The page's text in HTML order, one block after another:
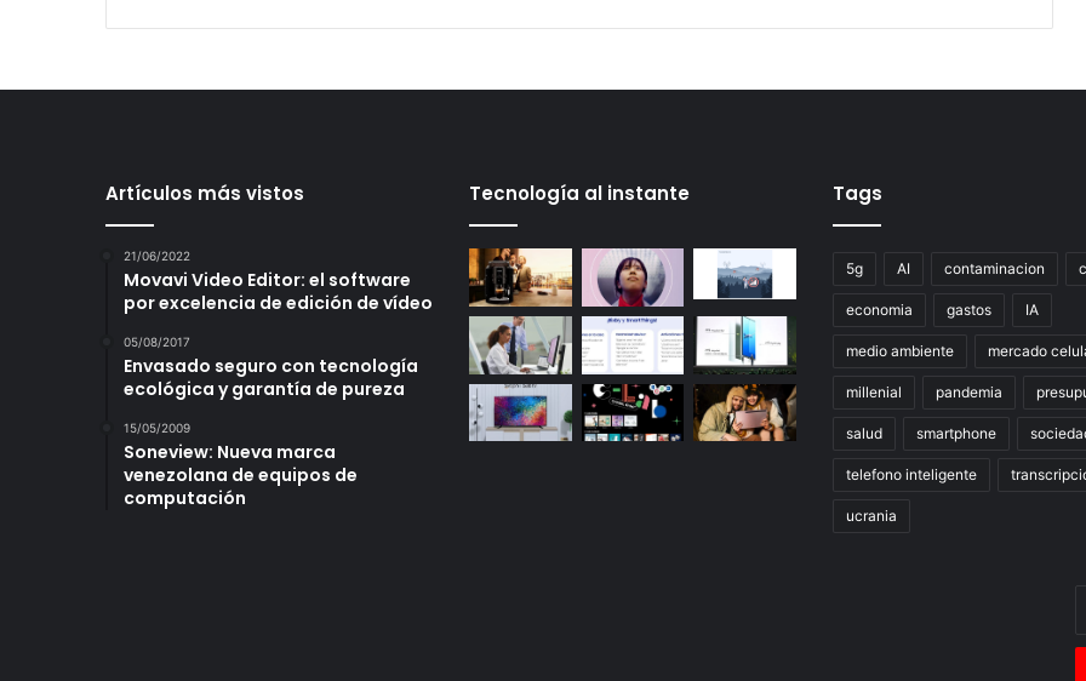
Artículos más vistos
21/06/2022
Movavi Video Editor: el software
por excelencia de edición de vídeo
05/08/2017
Envasado seguro con tecnología
ecológica y garantía de pureza
15/05/2009
Soneview: Nueva marca
venezolana de equipos de
computación
Tecnología al instante Tags
5g AI contaminacion
economia gastos IA
medio ambiente mercado
millenial pandemia
salud smartphone
telefono inteligente
ucrania